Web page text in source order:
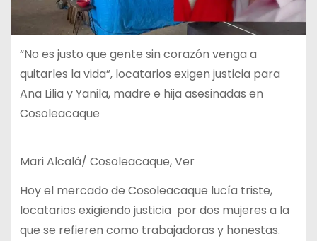
“No es justo que gente sin corazón venga a
quitarles la vida”, locatarios exigen justicia para
Ana Lilia y Yanila, madre e hija asesinadas en
Cosoleacaque
Mari Alcalá/ Cosoleacaque, Ver
Hoy el mercado de Cosoleacaque lucía triste,
locatarios exigiendo justicia por dos mujeres a la
que se refieren como trabajadoras y honestas.